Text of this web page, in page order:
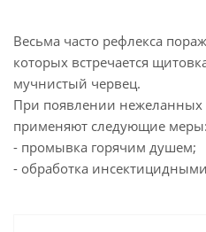
Весьма часто рефлекса
которых встречается
мучнистый червец.
При появлении нежеланных
применяют следующие меры:
- промывка горячим душем;
- обработка